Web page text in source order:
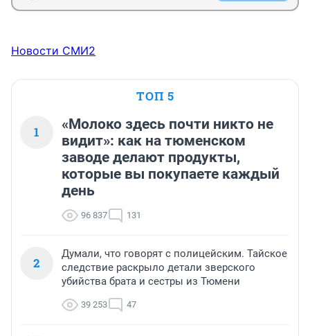
Новости СМИ2
ТОП 5
1
«Молоко здесь почти никто не
видит»: как на тюменском
заводе делают продукты,
которые вы покупаете каждый
день
96 837 131
2
Думали, что говорят с полицейским. Тайское
следствие раскрыло детали зверского
убийства брата и сестры из Тюмени
39 253 47